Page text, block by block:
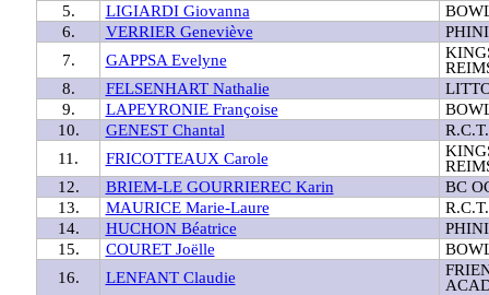
5.
LIGIARDI Giovanna
6.
VERRIER Geneviève
7.
GAPPSA Evelyne
8.
FELSENHART Nathalie
9.
LAPEYRONIE Françoise
10.
GENEST Chantal
11.
FRICOTTEAUX Carole
12.
BRIEM-LE GOURRIEREC Karin
BC
13.
MAURICE Marie-Laure
14.
HUCHON Béatrice
15.
COURET Joëlle
16.
LENFANT Claudie